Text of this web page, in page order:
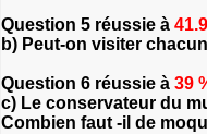
Question 5 réussie à
b) Peut-on visiter
Question 6 réussie à 39
c) Le conservateur du
Combien faut -il de